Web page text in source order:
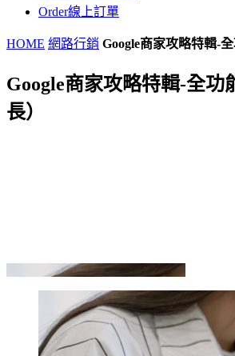
Order線上訂單
HOME 網路行銷 Google商家攻略特輯-
Google商家攻略特輯-全功
長）